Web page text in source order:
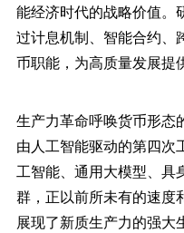
能经济时代的战略价值。
过计息机制、智能合约、
币职能，为高质量发展提
生产力革命呼唤货币形态
由人工智能驱动的第四次
工智能、通用大模型、具
群，正以前所未有的速度
展现了新质生产力的强大